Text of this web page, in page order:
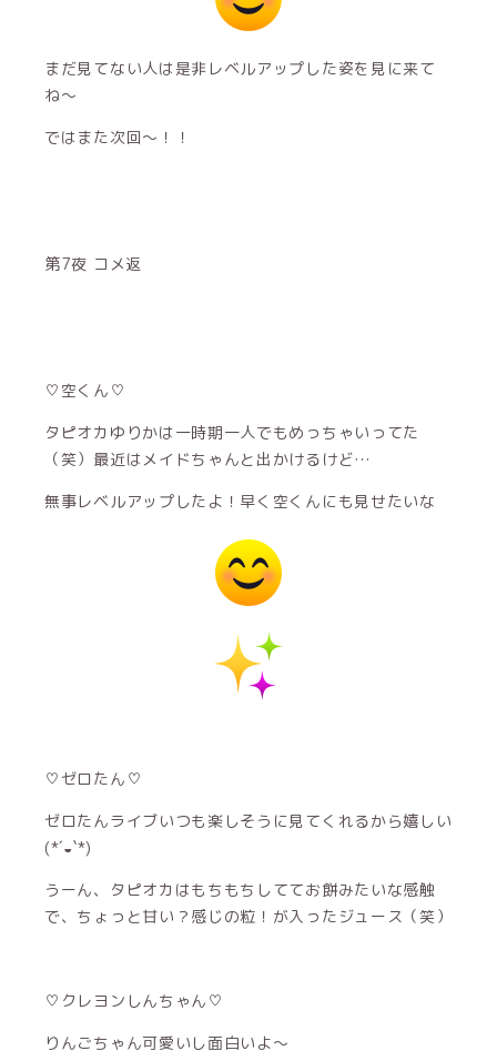
まだ見てない人は是非レベルアップした姿を見に来て
ね〜
ではまた次回〜！！
第7夜 コメ返
♡空くん♡
タピオカゆりかは一時期一人でもめっちゃいってた
（笑）最近はメイドちゃんと出かけるけど…
無事レベルアップしたよ！早く空くんにも見せたいな
♡ゼロたん♡
ゼロたんライブいつも楽しそうに見てくれるから嬉しい
(*´◒`*)
うーん、タピオカはもちもちしててお餅みたいな感触
で、ちょっと甘い？感じの粒！が入ったジュース（笑）
♡クレヨンしんちゃん♡
りんごちゃん可愛いし面白いよ～